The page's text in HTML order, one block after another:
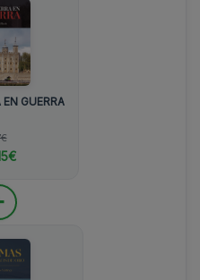
GUERRA